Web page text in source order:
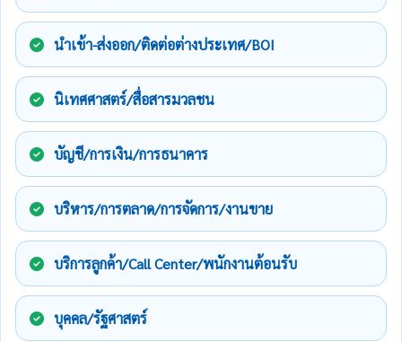
นำเข้า-ส่งออก/ติดต่อต่างประเทศ/BOI
นิเทศศาสตร์/สื่อสารมวลชน
บัญชี/การเงิน/การธนาคาร
บริหาร/การตลาด/การจัดการ/งานขาย
บริการลูกค้า/Call Center/พนักงานต้อนรับ
บุคคล/รัฐศาสตร์